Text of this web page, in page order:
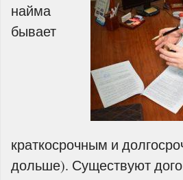
найма
бывает
краткосрочным и
дольше). Существуют